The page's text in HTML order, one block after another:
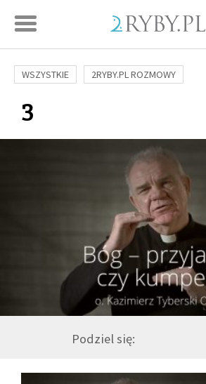
STRONA GŁÓWNA
AUTORZY
BLOG
SKLEP
KSIĄŻKI
AUDIOBOOKI
WSZYSTKIE 2RYBY.PL ROZMOWY
SAME DOBRE WIADOMOŚCI
RODZINA
MĘŻCZYZNA RELIGIE
SEKS IN VITRO
3
Podziel się: